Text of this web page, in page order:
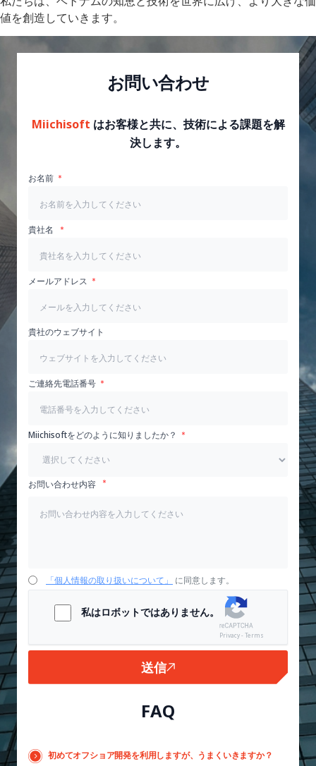
値を創造していきます。
お問い合わせ
Miichisoft はお客様と共に、技術による課題を解
決します。
お名前
貴社名
メールアドレス
貴社のウェブサイト
ご連絡先電話番号
Miichisoftをどのように知りましたか？
お問い合わせ内容
「個人情報の取り扱いについて」 に同意します。
私はロボットではありません。
Privacy - Terms
送信
FAQ
初めてオフショア開発を利用しますが、うまくいきますか？